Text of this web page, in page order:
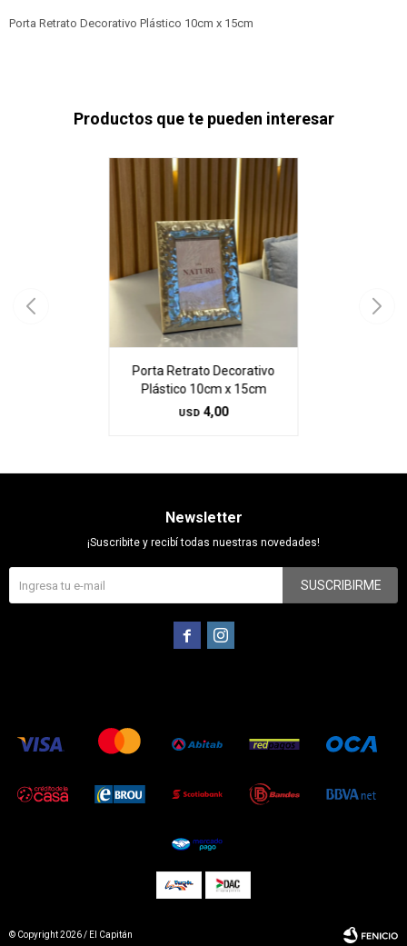
Porta Retrato Decorativo Plástico 10cm x 15cm
Productos que te pueden interesar
Porta Retrato Decorativo
Plástico 10cm x 15cm
USD 4,00
Newsletter
¡Suscribite y recibí todas nuestras novedades!
SUSCRIBIRME
 
© Copyright 2026 / El Capitán